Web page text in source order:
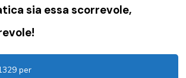
sia essa scorrevole,
per